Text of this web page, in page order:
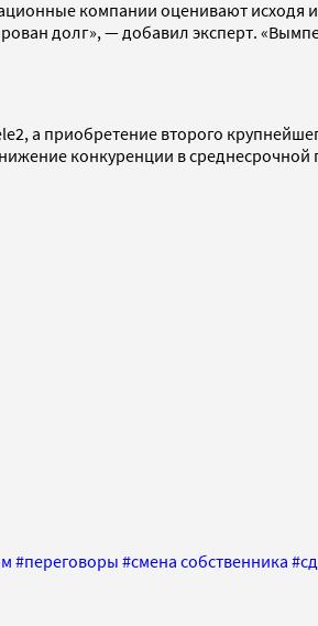
компании оценивают исходя
долг», — добавил эксперт.
а приобретение второго
конкуренции в среднесрочной
#переговоры #смена собственника #